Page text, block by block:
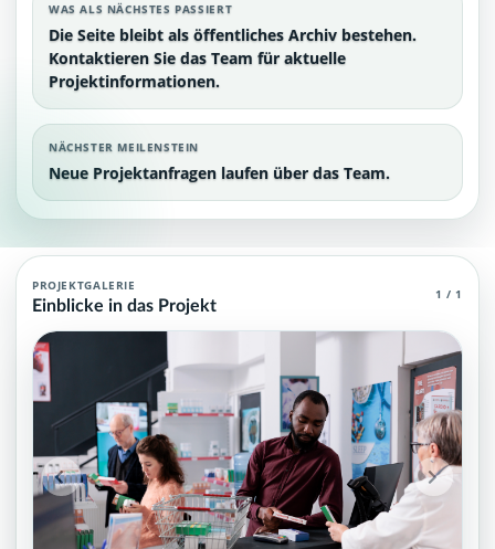
WAS ALS NÄCHSTES PASSIERT
Die Seite bleibt als öffentliches Archiv bestehen.
Kontaktieren Sie das Team für aktuelle
Projektinformationen.
NÄCHSTER MEILENSTEIN
Neue Projektanfragen laufen über das Team.
Apotheker Agent (MCP)
Apotheker Agent (MCP), die über grundlegendes und spezielles
Projektteam: SupraTix GmbH.
Historischer Finanzierungsstand: 0 EUR von 40.000,00 EUR.
Unterstützer:innen: 0. Erreicht: 0 Prozent.
Historisch veröffentlichte Unterstützungsoptionen: 4.
Aktiver Seitenabschnitt: information.
Qualitätssicherung: Kanonische URL, Robots-Angaben,
PROJEKTGALERIE
Einblicke in das Projekt 1 / 1